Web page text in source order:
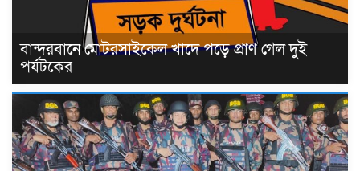
বান্দরবানে মোটরসাইকেল খাদে পড়ে প্রাণ গেল দুই
পর্যটকের